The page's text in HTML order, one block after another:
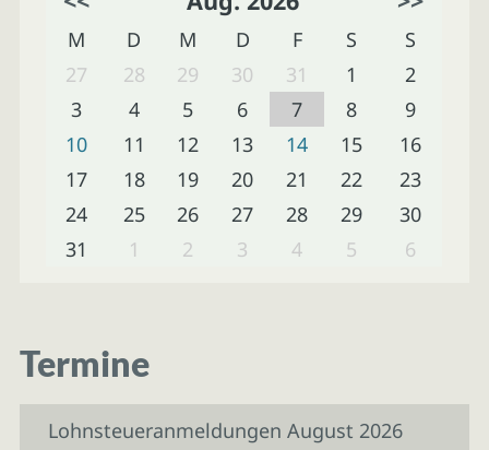
M D M D F S
S
27
28 29 30 31 1
2
3
4 5 6 7 8
9
10
11 12 13 14 15
16
17
18 19 20 21 22
23
24
25 26 27 28 29
30
31
1 2 3 4 5 6
Termine
Lohnsteueranmeldungen August 2026